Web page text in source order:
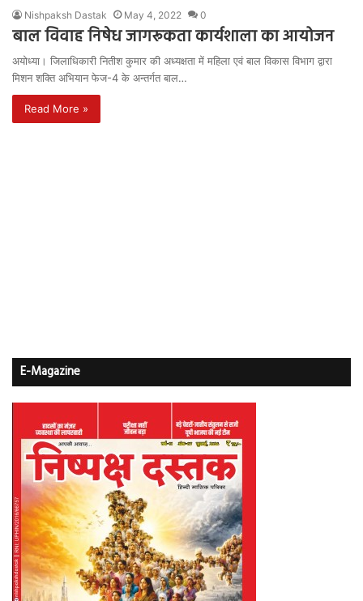
Nishpaksh Dastak May 4, 2022 0
बाल विवाह निषेध जागरूकता कार्यशाला का आयोजन
अयोध्या। जिलाधिकारी नितीश कुमार की अध्यक्षता में महिला एवं बाल विकास विभाग द्वारा
मिशन शक्ति अभियान फेज-4 के अन्तर्गत बाल…
Read More »
E-Magazine